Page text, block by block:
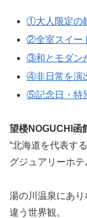
①大人限定の
②全室スイー
③和とモダン
④非日常を演
⑤記念日・特
望楼NOGUCHI函
“北海道を代表す
グジュアリーホテ
湯の川温泉にあり
違う世界観。